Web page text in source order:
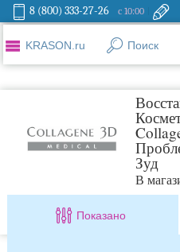
8 (800) 333-27-26 с 10:00
KRASON.ru Поиск
Зуд
В
Показано